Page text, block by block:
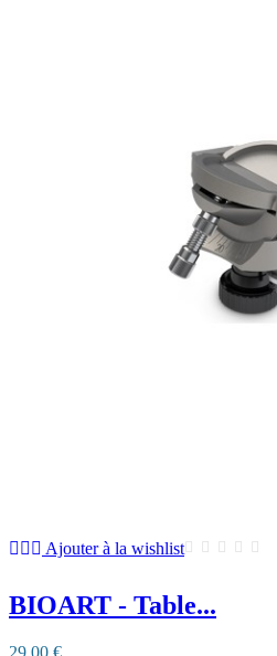
Ajouter à la wishlist
BIOART - Table...
29,00 €